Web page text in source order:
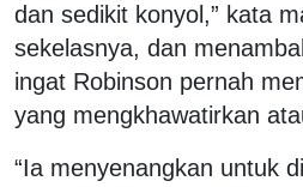
dan sedikit konyol,” kata
sekelasnya, dan
ingat Robinson pernah
yang mengkhawatirkan
“Ia menyenangkan untuk